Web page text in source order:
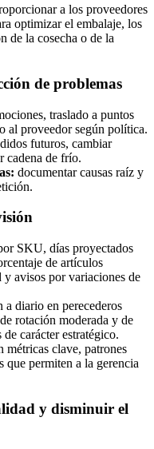
a los proveedores
optimizar el embalaje, los
de la cosecha o de la
de problemas
traslado a puntos
al proveedor según política.
futuros, cambiar
cadena de frío.
documentar causas raíz y
SKU, días proyectados
de artículos
y avisos por variaciones de
a diario en perecederos
rotación moderada y de
carácter estratégico.
métricas clave, patrones
que permiten a la gerencia
y disminuir el